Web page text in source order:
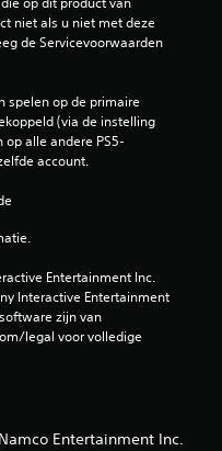
niet als u niet met deze
de Servicevoorwaarden
spelen op de primaire
(via de instelling
alle andere PS5-
account.
Entertainment Inc.
Interactive Entertainment
zijn van
legal voor volledige
Entertainment Inc.